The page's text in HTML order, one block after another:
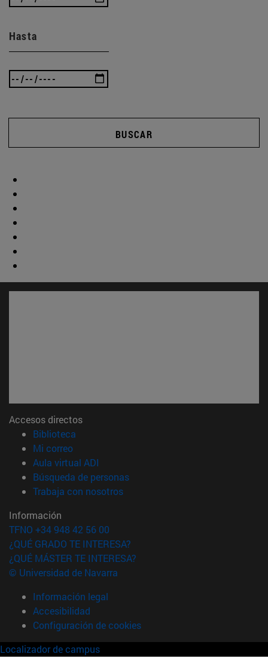
Hasta
BUSCAR
Accesos directos
Biblioteca
Mi correo(abre en nueva ventana)
Aula virtual ADI
Búsqueda de personas(abre en nueva ventana)
Trabaja con nosotros(abre en nueva ventana)
Información
TFNO +34 948 42 56 00
¿QUÉ GRADO TE INTERESA?
¿QUÉ MÁSTER TE INTERESA?
© Universidad de Navarra
Información legal
Accesibilidad
Configuración de cookies
Localizador de campus